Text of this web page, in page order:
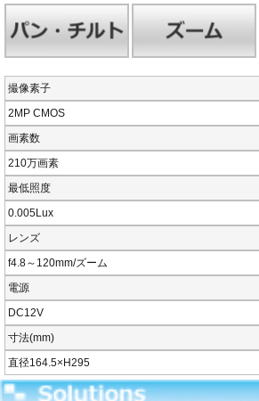
撮像素子
2MP CMOS
画素数
210万画素
最低照度
0.005Lux
レンズ
f4.8～120mm/ズーム
電源
DC12V
寸法(mm)
直径164.5×H295